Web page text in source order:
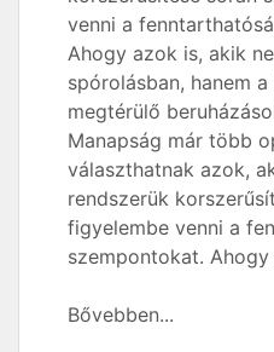
venni a
Ahogy azok is, akik
spórolásban, hanem
megtérülő
Manapság már több
választhatnak azok,
rendszerük
figyelembe venni a
szempontokat. Ahogy
Bővebben...